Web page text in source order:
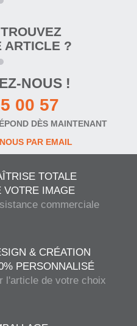
ARTICLE ?
NOUS !
00 57
DÈS MAINTENANT
PAR EMAIL
TOTALE
VOTRE IMAGE
commerciale
& CRÉATION
PERSONNALISÉ
l'article de votre choix